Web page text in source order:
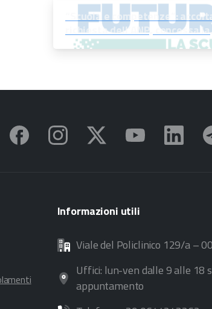
per il 2026/27
“Scuola e competenze”:
richiesta dell’ANP, concessa la
proroga dei termini
Informazioni utili
Viale del Policlinico 129/a –
Uffici: lun-ven dalle 9 alle 18
appuntamento